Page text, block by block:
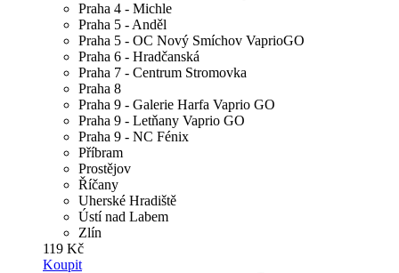
Praha 4 - Michle
Praha 5 - Anděl
Praha 5 - OC Nový Smíchov VaprioGO
Praha 6 - Hradčanská
Praha 7 - Centrum Stromovka
Praha 8
Praha 9 - Galerie Harfa Vaprio GO
Praha 9 - Letňany Vaprio GO
Praha 9 - NC Fénix
Příbram
Prostějov
Říčany
Uherské Hradiště
Ústí nad Labem
Zlín
119 Kč
Koupit